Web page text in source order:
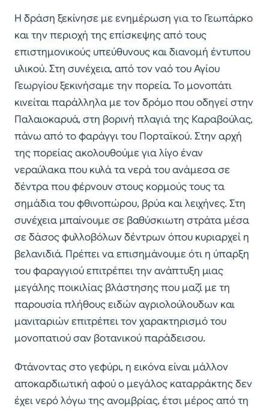
Η δράση ξεκίνησε με ενημέρωση για το Γεωπάρκο
και την περιοχή της επίσκεψης από τους
επιστημονικούς υπεύθυνους και διανομή έντυπου
υλικού. Στη συνέχεια, από τον ναό του Αγίου
Γεωργίου ξεκινήσαμε την πορεία. Το μονοπάτι
κινείται παράλληλα με τον δρόμο που οδηγεί στην
Παλαιοκαρυά, στη βορινή πλαγιά της Καραβούλας,
πάνω από το φαράγγι του Πορταϊκού. Στην αρχή
της πορείας ακολουθούμε για λίγο έναν
νεραύλακα που κυλά τα νερά του ανάμεσα σε
δέντρα που φέρνουν στους κορμούς τους τα
σημάδια του φθινοπώρου, βρύα και λειχήνες. Στη
συνέχεια μπαίνουμε σε βαθύσκιωτη στράτα μέσα
σε δάσος φυλλοβόλων δέντρων όπου κυριαρχεί η
βελανιδιά. Πρέπει να επισημάνουμε ότι η ύπαρξη
του φαραγγιού επιτρέπει την ανάπτυξη μιας
μεγάλης ποικιλίας βλάστησης που μαζί με τη
παρουσία πλήθους ειδών αγριολούλουδων και
μανιταριών επιτρέπει τον χαρακτηρισμό του
μονοπατιού σαν βοτανικού παράδεισου.
Φτάνοντας στο γεφύρι, η εικόνα είναι μάλλον
αποκαρδιωτική αφού ο μεγάλος καταρράκτης δεν
έχει νερό λόγω της ανομβρίας, έτσι μέρος από τη